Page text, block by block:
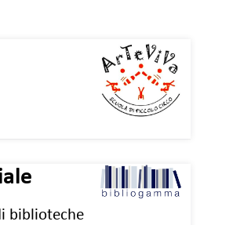
biblioteche